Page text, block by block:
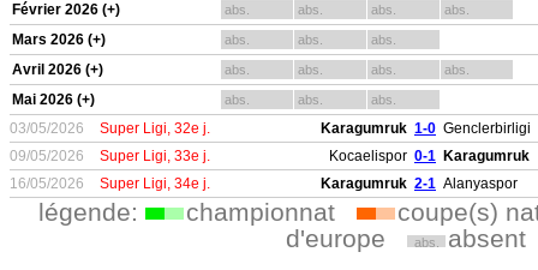
Février 2026 (+) abs. abs. abs. abs.
Mars 2026 (+) abs. abs. abs.
Avril 2026 (+) abs. abs. abs. abs.
Mai 2026 (+) abs. abs. abs.
03/05/2026 Super Ligi, 32e j. Karagumruk 1-0 Genclerbirligi
09/05/2026
Super Ligi, 33e j. Kocaelispor 0-1 Karagumruk
16/05/2026
Super Ligi, 34e j. Karagumruk 2-1 Alanyaspor
légende: championnat
coupe(s)
d'europe
abs. absent